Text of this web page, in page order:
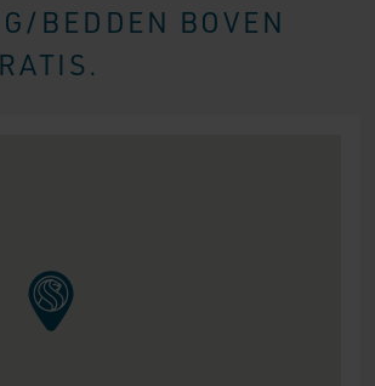
BEDDEN BOVEN